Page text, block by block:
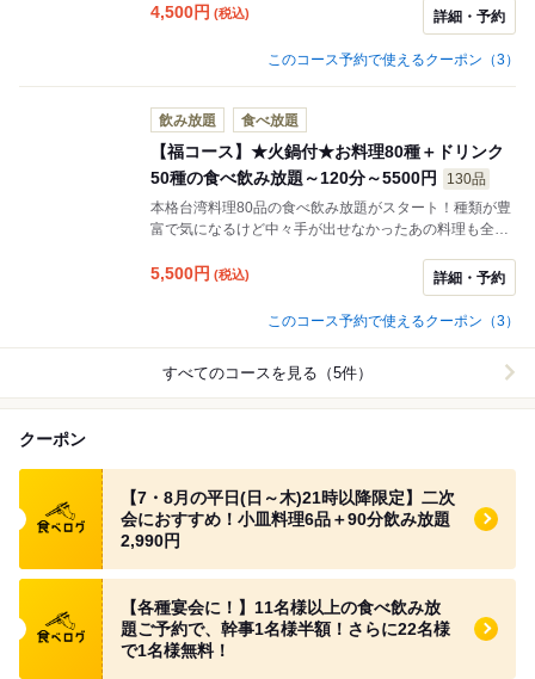
い尽くしてください♪＋500円で全品飲み放題♪♪
4,500円 (税込) 詳細・予約
このコース予約で使えるクーポン（3）
飲み放題 食べ放題
【福コース】★火鍋付★お料理80種＋ドリンク
50種の食べ飲み放題～120分～5500円
130品
本格台湾料理80品の食べ飲み放題がスタート！種類が豊
富で気になるけど中々手が出せなかったあの料理も全て
くしてください♪＋500円で缶ビールも飲み放題♪
5,500円 (税込) 詳細・予約
このコース予約で使えるクーポン（3）
すべてのコースを見る（5件）
クーポン
食べログ クーポン
【7・8月の平日(日～木)21時以降限定】二次
会におすすめ！小皿料理6品＋90分飲み放題
2,990円
食べログ クーポン
【各種宴会に！】11名様以上の食べ飲み放
題ご予約で、幹事1名様半額！さらに22名様
で1名様無料！